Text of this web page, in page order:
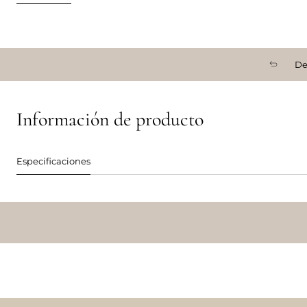
Información de producto
Especificaciones